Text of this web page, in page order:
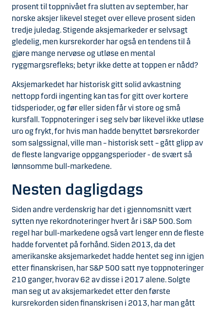
prosent til toppnivået fra slutten av september, har
norske aksjer likevel steget over elleve prosent siden
tredje juledag. Stigende aksjemarkeder er selvsagt
gledelig, men kursrekorder har også en tendens til å
gjøre mange nervøse og utløse en mental
ryggmargsrefleks; betyr ikke dette at toppen er nådd?
Aksjemarkedet har historisk gitt solid avkastning
nettopp fordi ingenting kan tas for gitt over kortere
tidsperioder, og før eller siden får vi store og små
kursfall. Toppnoteringer i seg selv bør likevel ikke utløse
uro og frykt, for hvis man hadde benyttet børsrekorder
som salgssignal, ville man – historisk sett – gått glipp av
de fleste langvarige oppgangsperioder - de svært så
lønnsomme bull-markedene.
Nesten dagligdags
Siden andre verdenskrig har det i gjennomsnitt vært
sytten nye rekordnoteringer hvert år i S&P 500. Som
regel har bull-markedene også vart lenger enn de fleste
hadde forventet på forhånd. Siden 2013, da det
amerikanske aksjemarkedet hadde hentet seg inn igjen
etter finanskrisen, har S&P 500 satt nye toppnoteringer
210 ganger, hvorav 62 av disse i 2017 alene. Solgte
man seg ut av aksjemarkedet etter den første
kursrekorden siden finanskrisen i 2013, har man gått